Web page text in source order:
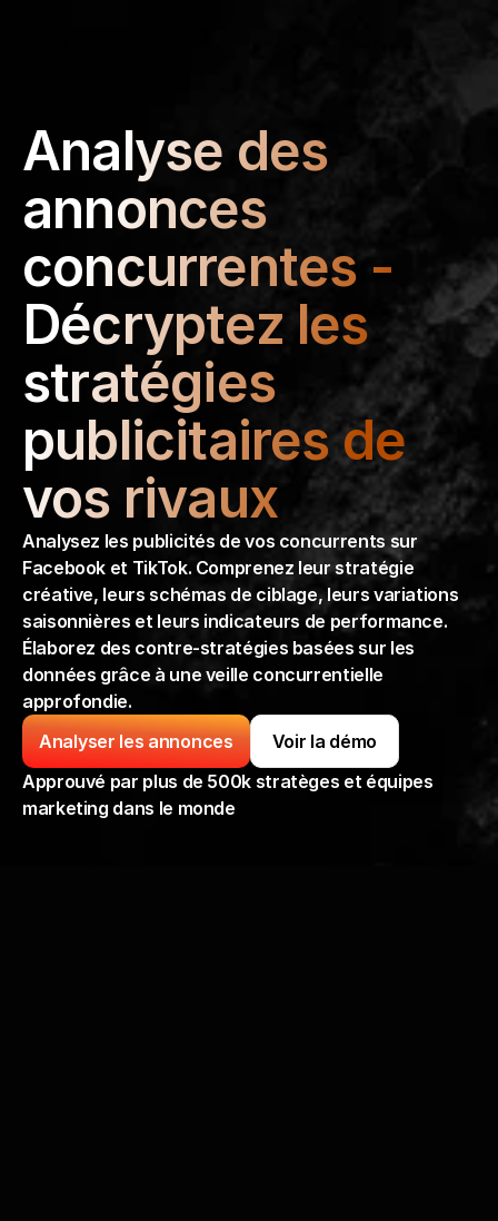
Analyse des
annonces
concurrentes -
Décryptez les
stratégies
publicitaires de
vos rivaux
Analysez les publicités de vos concurrents sur
Facebook et TikTok. Comprenez leur stratégie
créative, leurs schémas de ciblage, leurs variations
saisonnières et leurs indicateurs de performance.
Élaborez des contre-stratégies basées sur les
données grâce à une veille concurrentielle
approfondie.
Analyser les annonces
Voir la démo
Approuvé par plus de 500k stratèges et équipes
marketing dans le monde